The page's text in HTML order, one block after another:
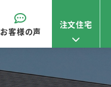
お客様の声
注文住宅